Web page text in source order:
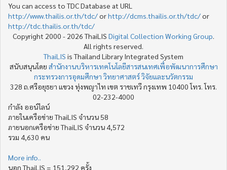
You can access to TDC Database at URL
http://www.thailis.or.th/tdc/orhttp://dcms.thailis.or.th/tdc/or
http://tdc.thailis.or.th/tdc/
Copyright 2000 - 2026 ThaiLIS Digital Collection Working Group
All rights reserved.
ThaiLIS is Thailand Library Integrated System
สนับสนุนโดย สำนักงานบริหารเทคโนโลยีสารสนเทศเพื่อพัฒนาการศึกษา
กระทรวงการอุดมศึกษา วิทยาศาสตร์ วิจัยและนวัตกรรม
328 ถ.ศรีอยุธยา แขวง ทุ่งพญาไท เขต ราชเทวี กรุงเทพ 10400 โทร. โทร.
02-232-4000
กำลัง ออน์ไลน์
ภายในเครือข่าย ThaiLIS จำนวน 58
ภายนอกเครือข่าย ThaiLIS จำนวน 4,572
รวม 4,630 คน
More info..
นอก ThaiLIS = 151,292 ครั้ง